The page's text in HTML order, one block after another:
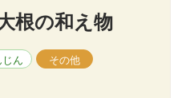
根の和え物
じん その他